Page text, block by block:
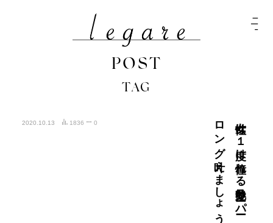
POST
TAG
2020.10.13 1836 0 女性は
１
度は
憧れ
る
艶髪ス
ーパ
ー
ロ
ン
グ
叶え
ま
し
ょ
う